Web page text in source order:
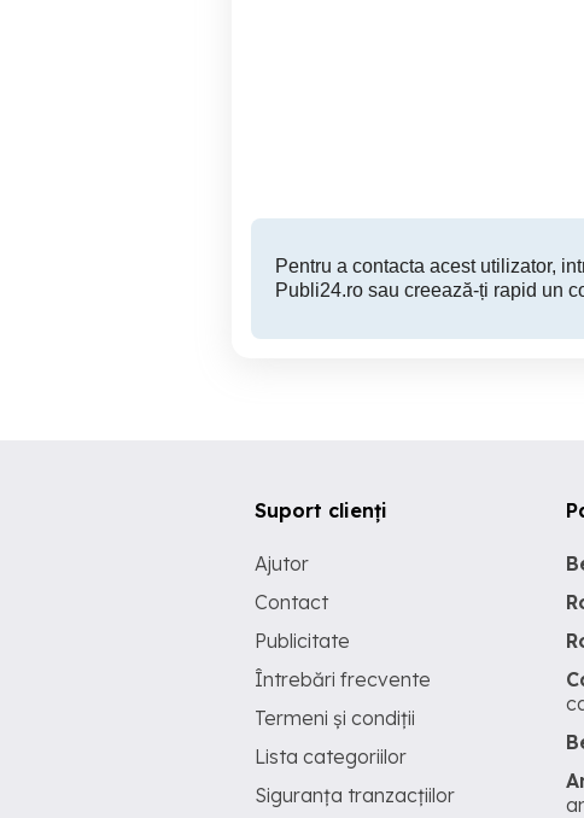
Pentru a contacta acest utilizator,
Publi24.ro sau creează-ți rapid un
Suport clienți
Ajutor
Contact
Publicitate
Întrebări frecvente
Termeni și condiții
Lista categoriilor
Siguranța tranzacțiilor